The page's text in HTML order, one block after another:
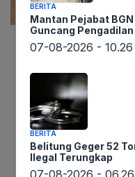
Pancasila.
menyebutkan
mantan Rektor
melaporkan
ke Kementerian
dan Teknologi
BERITA
Mantan Pejabat
Guncang Pengadilan
07-08-2026 - 10.26
BERITA
Belitung Geger 52
Ilegal Terungkap
07-08-2026 - 06.26